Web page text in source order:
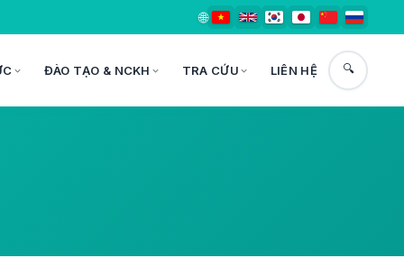
🌐
ĐÀO TẠO & NCKH TRA CỨU LIÊN HỆ 🔍